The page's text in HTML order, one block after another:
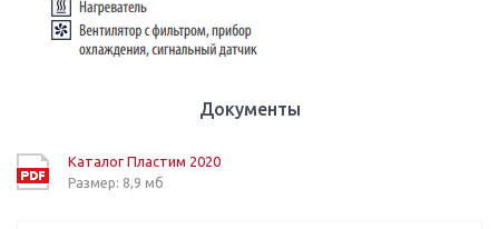
Документы
Каталог Пластим 2020
Размер: 8,9 мб